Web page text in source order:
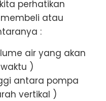
perhatikan
atau
:
air yang akan
)
antara pompa
vertikal )